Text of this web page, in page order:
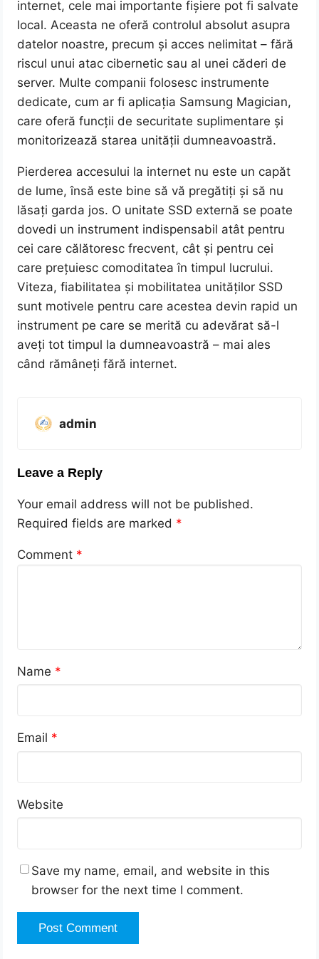
internet, cele mai importante fișiere pot fi salvate
local. Aceasta ne oferă controlul absolut asupra
datelor noastre, precum și acces nelimitat – fără
riscul unui atac cibernetic sau al unei căderi de
server. Multe companii folosesc instrumente
dedicate, cum ar fi aplicația Samsung Magician,
care oferă funcții de securitate suplimentare și
monitorizează starea unității dumneavoastră.
Pierderea accesului la internet nu este un capăt
de lume, însă este bine să vă pregătiți și să nu
lăsați garda jos. O unitate SSD externă se poate
dovedi un instrument indispensabil atât pentru
cei care călătoresc frecvent, cât și pentru cei
care prețuiesc comoditatea în timpul lucrului.
Viteza, fiabilitatea și mobilitatea unităților SSD
sunt motivele pentru care acestea devin rapid un
instrument pe care se merită cu adevărat să-l
aveți tot timpul la dumneavoastră – mai ales
când rămâneți fără internet.
admin
Leave a Reply
Your email address will not be published.
Required fields are marked *
Comment *
Name *
Email *
Website
Save my name, email, and website in this
browser for the next time I comment.